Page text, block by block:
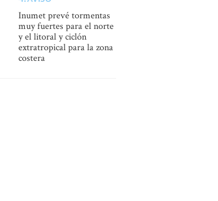
Inumet prevé tormentas
muy fuertes para el norte
y el litoral y ciclón
extratropical para la zona
costera